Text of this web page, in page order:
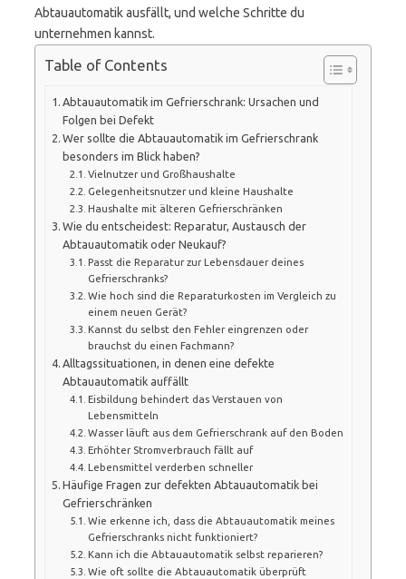
Abtauautomatik ausfällt, und welche Schritte du
unternehmen kannst.
Table of Contents
Abtauautomatik im Gefrierschrank: Ursachen und
Folgen bei Defekt
Wer sollte die Abtauautomatik im Gefrierschrank
besonders im Blick haben?
Vielnutzer und Großhaushalte
Gelegenheitsnutzer und kleine Haushalte
Haushalte mit älteren Gefrierschränken
Wie du entscheidest: Reparatur, Austausch der
Abtauautomatik oder Neukauf?
Passt die Reparatur zur Lebensdauer deines
Gefrierschranks?
Wie hoch sind die Reparaturkosten im Vergleich zu
einem neuen Gerät?
Kannst du selbst den Fehler eingrenzen oder
brauchst du einen Fachmann?
Alltagssituationen, in denen eine defekte
Abtauautomatik auffällt
Eisbildung behindert das Verstauen von
Lebensmitteln
Wasser läuft aus dem Gefrierschrank auf den Boden
Erhöhter Stromverbrauch fällt auf
Lebensmittel verderben schneller
Häufige Fragen zur defekten Abtauautomatik bei
Gefrierschränken
Wie erkenne ich, dass die Abtauautomatik meines
Gefrierschranks nicht funktioniert?
Kann ich die Abtauautomatik selbst reparieren?
Wie oft sollte die Abtauautomatik überprüft